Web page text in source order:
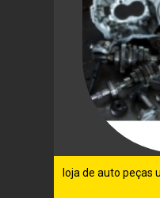
loja de auto peças